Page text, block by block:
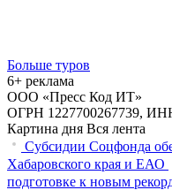
Больше туров
6+ реклама
ООО «Пресс Код ИТ»
ОГРН 1227700267739,
Картина дня Вся лента
Субсидии Соцфонда
Хабаровского края и ЕАО
подготовке к новым